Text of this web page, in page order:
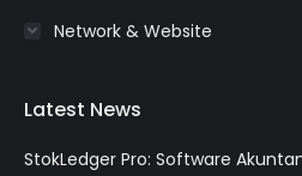
Network & Website
Latest News
StokLedger Pro: Software